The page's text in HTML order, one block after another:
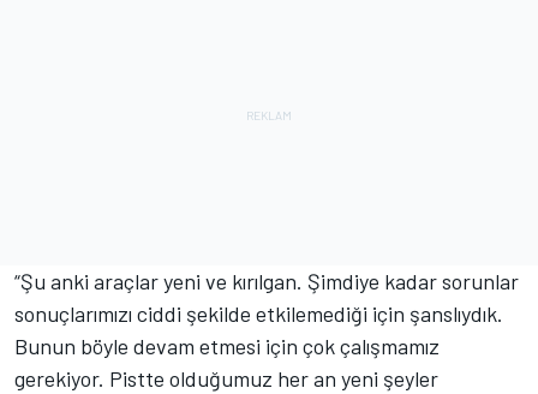
“Şu anki araçlar yeni ve kırılgan. Şimdiye kadar sorunlar
sonuçlarımızı ciddi şekilde etkilemediği için şanslıydık.
Bunun böyle devam etmesi için çok çalışmamız
gerekiyor. Pistte olduğumuz her an yeni şeyler